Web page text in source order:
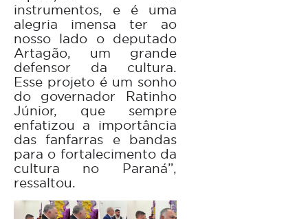
instrumentos, e é uma
alegria imensa ter ao
nosso lado o deputado
Artagão, um grande
defensor da cultura.
Esse projeto é um sonho
do governador Ratinho
Júnior, que sempre
enfatizou a importância
das fanfarras e bandas
para o fortalecimento da
cultura no Paraná”,
ressaltou.